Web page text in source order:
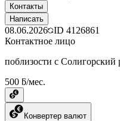
Контакты
Написать
08.06.2026 ID 4126861
Контактное лицо
поблизости с Солигорский
500 ƃ/мес.
Конвертер валют